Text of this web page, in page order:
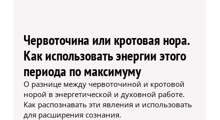
Червоточина или кротовая нора.
Как использовать энергии этого
периода по максимуму
О разнице между червоточиной и кротовой
норой в энергетической и духовной работе.
Как распознавать эти явления и использовать
для расширения сознания.